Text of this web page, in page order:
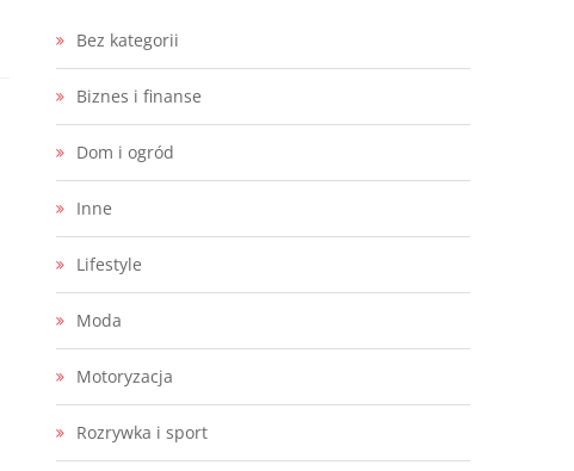
Bez kategorii
Biznes i finanse
Dom i ogród
Inne
Lifestyle
Moda
Motoryzacja
Rozrywka i sport